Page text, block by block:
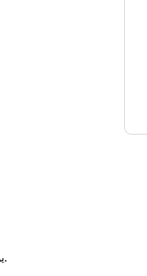
يوفر لك المعرفة حول الجوانب القانونية والتشريعية التي يجب مراعاتها عند إطلاق مشروعك.